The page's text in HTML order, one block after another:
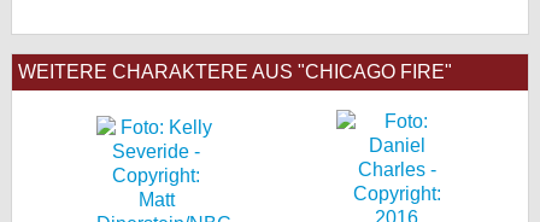
WEITERE CHARAKTERE AUS "CHICAGO FIRE"